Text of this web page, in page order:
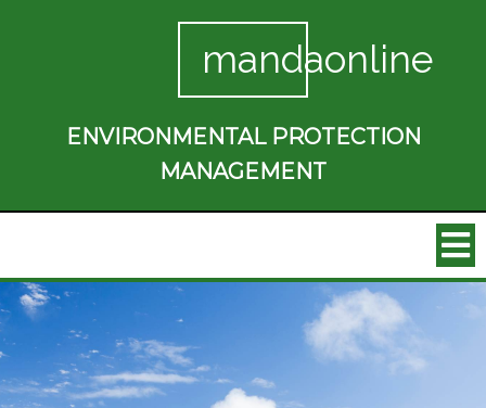
mandaonline
ENVIRONMENTAL PROTECTION
MANAGEMENT